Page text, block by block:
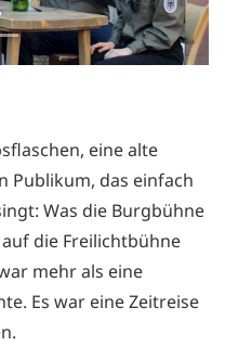
eine alte
Publikum, das einfach
Was die Burgbühne
die Freilichtbühne
mehr als eine
Es war eine Zeitreise